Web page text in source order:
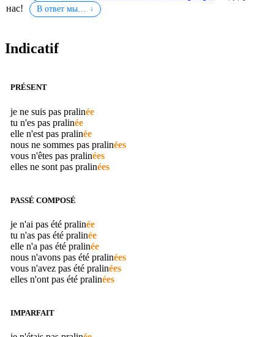
нас!
В ответ мы…
Indicatif
PRÉSENT
je ne suis pas pralinée
tu n'es pas pralinée
elle n'est pas pralinée
nous ne sommes pas pralinées
vous n'êtes pas pralinées
elles ne sont pas pralinées
PASSÉ COMPOSÉ
je n'ai pas été pralinée
tu n'as pas été pralinée
elle n'a pas été pralinée
nous n'avons pas été pralinées
vous n'avez pas été pralinées
elles n'ont pas été pralinées
IMPARFAIT